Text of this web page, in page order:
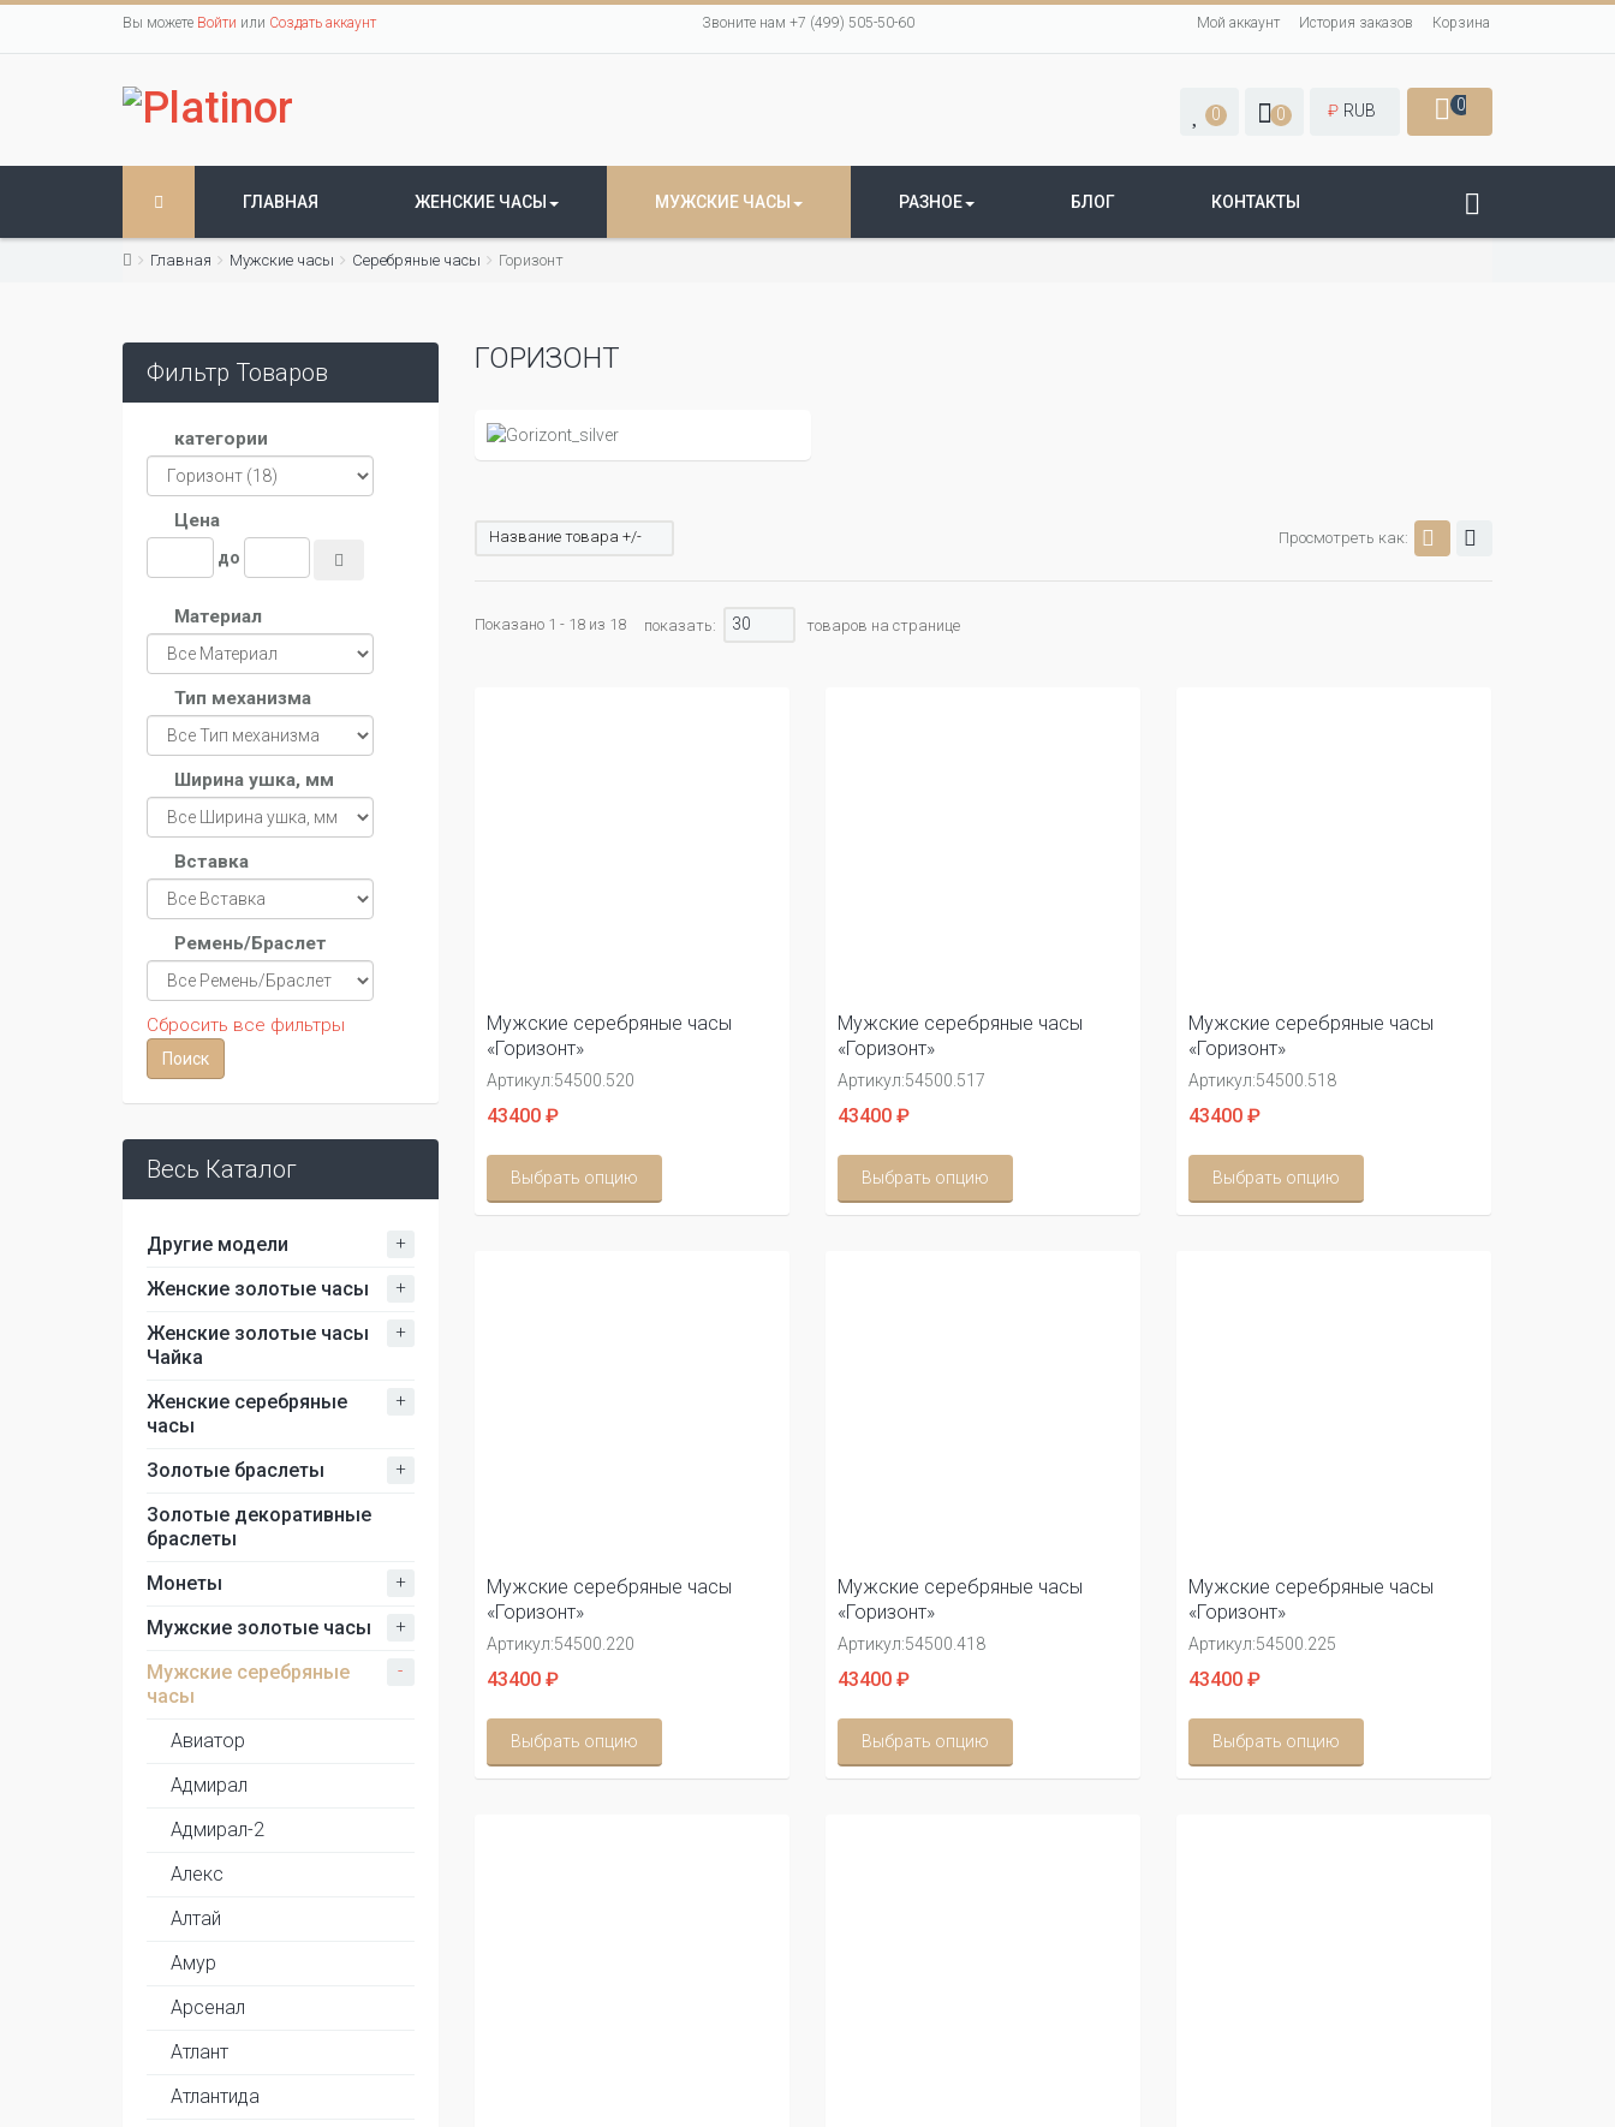
Вы можете Войти или Создать аккаунт Звоните нам +7 (499) 505-50-60 Мой аккаунт История заказов Корзина
0 0 ₽ RUB 0
ГЛАВНАЯ ЖЕНСКИЕ ЧАСЫ МУЖСКИЕ ЧАСЫ РАЗНОЕ БЛОГ КОНТАКТЫ
Главная Мужские часы Серебряные часы Горизонт
Фильтр Товаров
категории
Цена
до
Материал
Тип механизма
Ширина ушка, мм
Вставка
Ремень/Браслет
Сбросить все фильтры
Весь Каталог
Другие модели +
Женские золотые часы +
Женские золотые часы
Чайка
+
Женские серебряные
часы
+
Золотые браслеты +
Золотые декоративные
браслеты
Монеты
+
Мужские золотые часы +
Мужские серебряные
часы
-
Авиатор
Адмирал
Адмирал-2
Алекс
Алтай
Амур
Арсенал
Атлант
Атлантида
ГОРИЗОНТ
Просмотреть как:
Название товара +/-
Показано 1 - 18 из 18 показать: 30 товаров на странице
Мужские серебряные часы
«Горизонт»
Артикул:54500.520
43400 ₽
Выбрать опцию
Мужские серебряные часы
«Горизонт»
Артикул:54500.517
43400 ₽
Выбрать опцию
Мужские серебряные часы
«Горизонт»
Артикул:54500.518
43400 ₽
Выбрать опцию
Мужские серебряные часы
«Горизонт»
Артикул:54500.220
43400 ₽
Выбрать опцию
Мужские серебряные часы
«Горизонт»
Артикул:54500.418
43400 ₽
Выбрать опцию
Мужские серебряные часы
«Горизонт»
Артикул:54500.225
43400 ₽
Выбрать опцию